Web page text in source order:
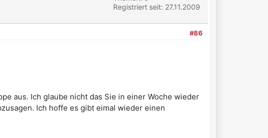
Registriert seit: 27.11.2009
#86
aus. Ich glaube nicht das Sie in einer Woche wieder
Ich hoffe es gibt eimal wieder einen